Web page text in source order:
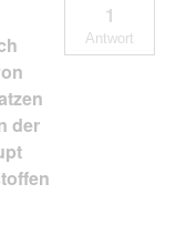
der
1
Antwort